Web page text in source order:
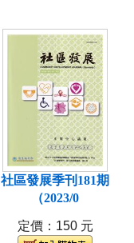
社區發展季刊181期
（2023/0
定價：150 元